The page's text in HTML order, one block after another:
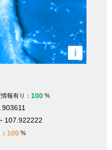
i
報有り： 100 %
107.922222
100 %